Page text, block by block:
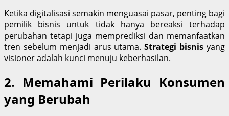
Ketika digitalisasi semakin menguasai pasar, penting bagi
pemilik bisnis untuk tidak hanya bereaksi terhadap
perubahan tetapi juga memprediksi dan memanfaatkan
tren sebelum menjadi arus utama.Strategi bisnis yang
visioner adalah kunci menuju keberhasilan.
2. Memahami Perilaku Konsumen
yang Berubah